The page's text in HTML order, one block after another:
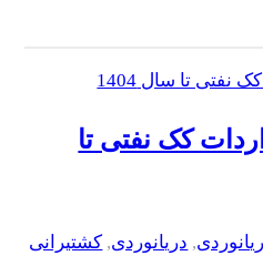
کک نفتی تا
, دریانوردی, کشتیرانی